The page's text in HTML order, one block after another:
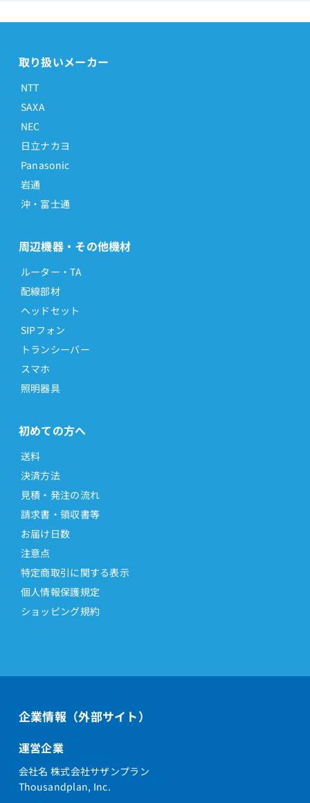
取り扱いメーカー
NTT
SAXA
NEC
日立ナカヨ
Panasonic
岩通
沖・富士通
周辺機器・その他機材
ルーター・TA
配線部材
ヘッドセット
SIPフォン
トランシーバー
スマホ
照明器具
初めての方へ
送料
決済方法
見積・発注の流れ
請求書・領収書等
お届け日数
注意点
特定商取引に関する表示
個人情報保護規定
ショッピング規約
企業情報（外部サイト）
運営企業
会社名 株式会社サザンプラン
Thousandplan, Inc.